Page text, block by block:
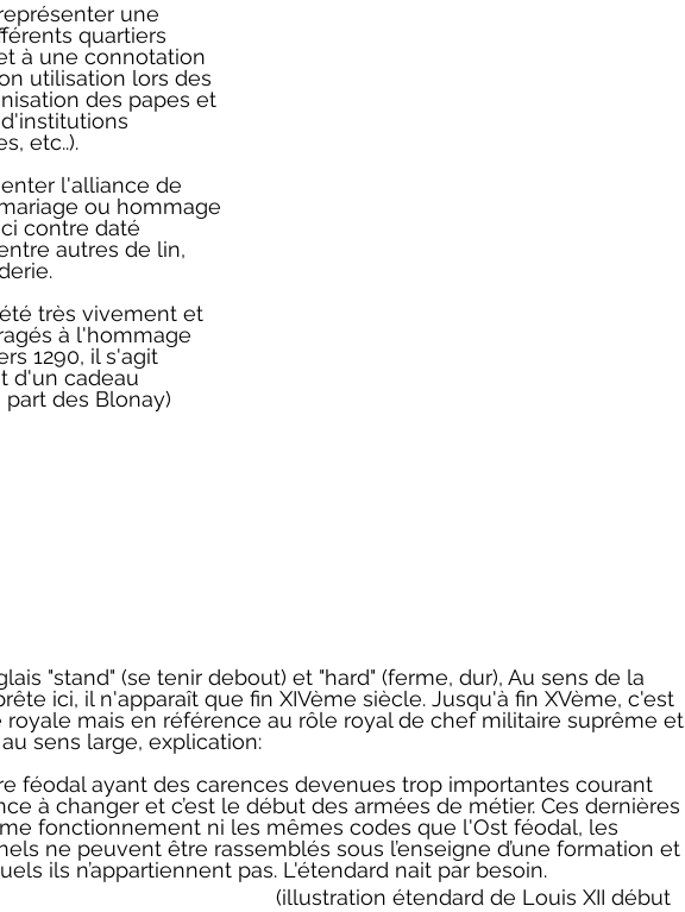
une
quartiers
à une connotation
utilisation lors des
des papes et
etc..).
l'alliance de
ou hommage
contre daté
autres de lin,
très vivement et
à l'hommage
1290, il s'agit
d'un cadeau
des Blonay)
"stand" (se tenir debout) et "hard" (ferme, dur), Au sens de la
ici, il n'apparaît que fin XIVème siècle. Jusqu'à fin XVème, c'est
royale mais en référence au rôle royal de chef militaire suprême et
sens large, explication:
féodal ayant des carences devenues trop importantes courant
à changer et c’est le début des armées de métier. Ces dernières
fonctionnement ni les mêmes codes que l'Ost féodal, les
ne peuvent être rassemblés sous l’enseigne d’une formation et
ils n’appartiennent pas. L'étendard nait par besoin.
(illustration étendard de Louis XII début